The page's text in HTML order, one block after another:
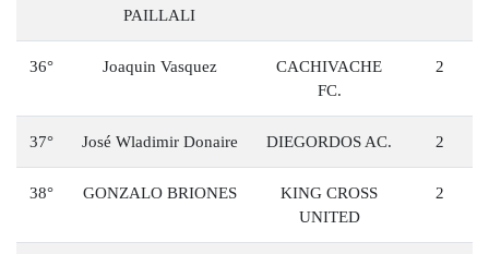
PAILLALI
36° Joaquin Vasquez
CACHIVACHE
FC.
2
37° José Wladimir Donaire DIEGORDOS AC. 2
38° GONZALO BRIONES
KING CROSS
UNITED
2